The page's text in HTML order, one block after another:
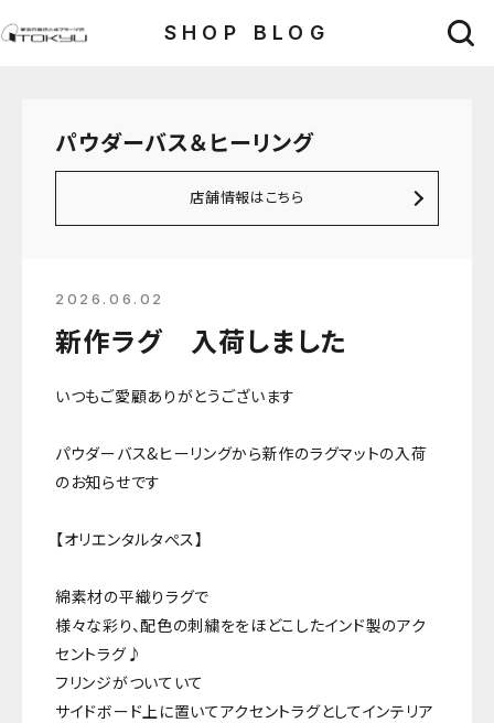
SHOP BLOG
パウダーバス＆ヒーリング
店舗情報はこちら
2026.06.02
新作ラグ 入荷しました
いつもご愛顧ありがとうございます
パウダーバス&ヒーリングから新作のラグマットの入荷
のお知らせです
【オリエンタルタぺス】
綿素材の平織りラグで
様々な彩り、配色の刺繍ををほどこしたインド製のアク
セントラグ♪
フリンジがついていて
サイドボード上に置いてアクセントラグとしてインテリア